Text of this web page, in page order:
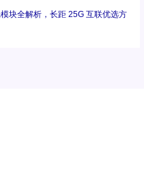
块全解析，长距 25G 互联优选方